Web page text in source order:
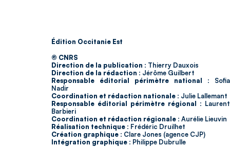
Édition Occitanie Est
© CNRS
Direction de la publication : Thierry Dauxois
Direction de la rédaction : Jérôme Guilbert
Responsable éditorial périmètre national : Sofia
Nadir
Coordination et rédaction nationale : Julie Lallemant
Responsable éditorial périmètre régional : Laurent
Barbieri
Coordination et rédaction régionale : Aurélie Lieuvin
Réalisation technique : Frédéric Druilhet
Création graphique : Clare Jones (agence CJP)
Intégration graphique : Philippe Dubrulle